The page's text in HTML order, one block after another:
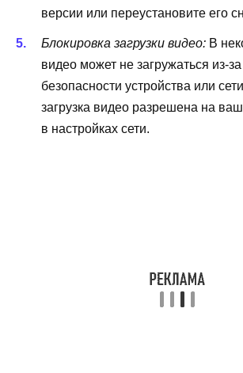
версии или переустановите его
Блокировка загрузки видео: В
видео может не загружаться из-
безопасности устройства или
загрузка видео разрешена на
в настройках сети.